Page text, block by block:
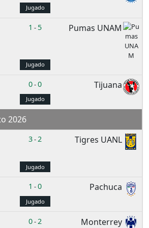
Jugado
1 - 5 Pumas UNAM
Jugado
0-0 Tijuana
Jugado
2026
3-2 Tigres UANL
Jugado
1 -0 Pachuca
Jugado
0- 2 Monterrey